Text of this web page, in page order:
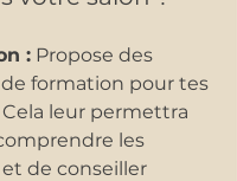
: Propose des
de formation pour tes
leur permettra
les
de conseiller